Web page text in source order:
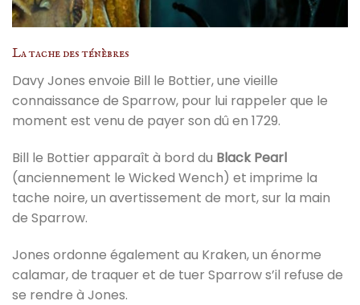
La tache des ténèbres
Davy Jones envoie Bill le Bottier, une vieille
connaissance de Sparrow, pour lui rappeler que le
moment est venu de payer son dû en 1729.
Bill le Bottier apparaît à bord du Black Pearl
(anciennement le Wicked Wench) et imprime la
tache noire, un avertissement de mort, sur la main
de Sparrow.
Jones ordonne également au Kraken, un énorme
calamar, de traquer et de tuer Sparrow s’il refuse de
se rendre à Jones.